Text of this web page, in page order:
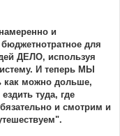
и
для
ДЕЛО, используя
И теперь МЫ
как можно дольше,
туда, где
и смотрим и